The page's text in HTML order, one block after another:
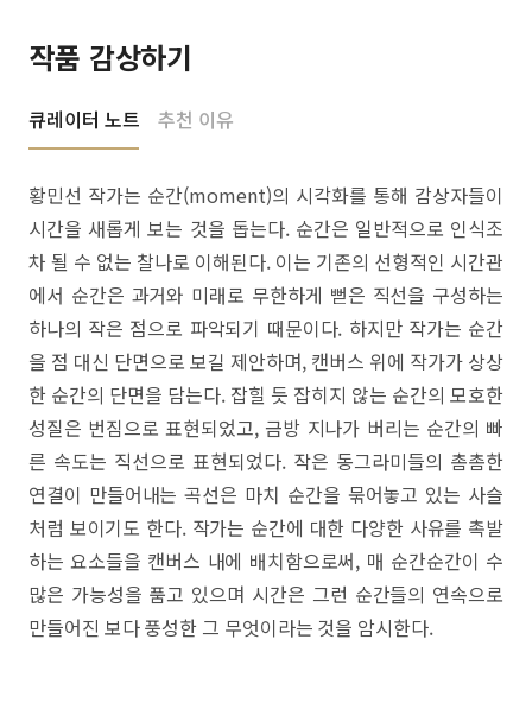
작품 감상하기
큐레이터 노트 추천 이유
황민선 작가는 순간(moment)의 시각화를 통해 감상자들이
시간을 새롭게 보는 것을 돕는다. 순간은 일반적으로 인식조
차 될 수 없는 찰나로 이해된다. 이는 기존의 선형적인 시간관
에서 순간은 과거와 미래로 무한하게 뻗은 직선을 구성하는
하나의 작은 점으로 파악되기 때문이다. 하지만 작가는 순간
을 점 대신 단면으로 보길 제안하며, 캔버스 위에 작가가 상상
한 순간의 단면을 담는다. 잡힐 듯 잡히지 않는 순간의 모호한
성질은 번짐으로 표현되었고, 금방 지나가 버리는 순간의 빠
른 속도는 직선으로 표현되었다. 작은 동그라미들의 촘촘한
연결이 만들어내는 곡선은 마치 순간을 묶어놓고 있는 사슬
처럼 보이기도 한다. 작가는 순간에 대한 다양한 사유를 촉발
하는 요소들을 캔버스 내에 배치함으로써, 매 순간순간이 수
많은 가능성을 품고 있으며 시간은 그런 순간들의 연속으로
만들어진 보다 풍성한 그 무엇이라는 것을 암시한다.